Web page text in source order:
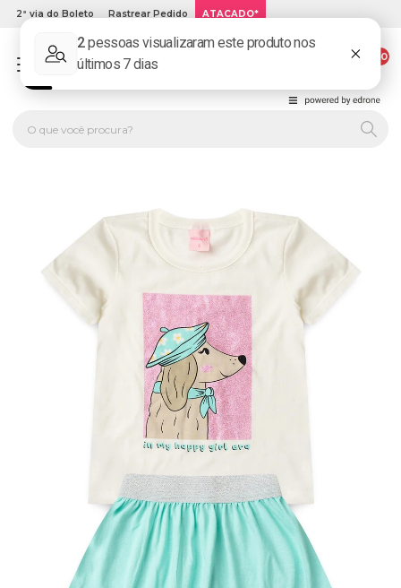
2ª via do Boleto Rastrear Pedido ATACADO*
00